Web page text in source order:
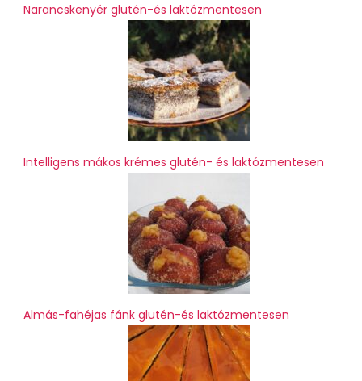
Narancskenyér glutén-és laktózmentesen
Intelligens mákos krémes glutén- és laktózmentesen
Almás-fahéjas fánk glutén-és laktózmentesen